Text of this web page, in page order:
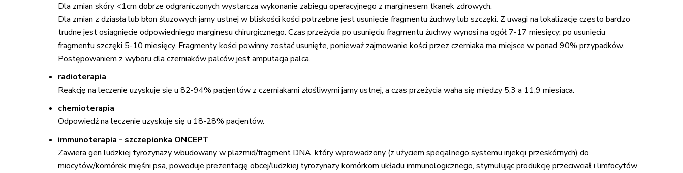
Dla zmian skóry <1cm dobrze odgraniczonych wystarcza wykonanie zabiegu operacyjnego z marginesem tkanek zdrowych.
Dla zmian z dziąsła lub błon śluzowych jamy ustnej w bliskości kości potrzebne jest usunięcie fragmentu żuchwy lub szczęki. Z uwagi na lokalizację często bardzo
trudne jest osiągnięcie odpowiedniego marginesu chirurgicznego. Czas przeżycia po usunięciu fragmentu żuchwy wynosi na ogół 7-17 miesięcy, po usunięciu
fragmentu szczęki 5-10 miesięcy. Fragmenty kości powinny zostać usunięte, ponieważ zajmowanie kości przez czerniaka ma miejsce w ponad 90% przypadków.
Postępowaniem z wyboru dla czerniaków palców jest amputacja palca.
radioterapia
Reakcję na leczenie uzyskuje się u 82-94% pacjentów z czerniakami złośliwymi jamy ustnej, a czas przeżycia waha się między 5,3 a 11,9 miesiąca.
chemioterapia
Odpowiedź na leczenie uzyskuje się u 18-28% pacjentów.
immunoterapia - szczepionka ONCEPT
Zawiera gen ludzkiej tyrozynazy wbudowany w plazmid/fragment DNA, który wprowadzony (z użyciem specjalnego systemu injekcji przeskórnych) do
miocytów/komórek mięśni psa, powoduje prezentację obcej/ludzkiej tyrozynazy komórkom układu immunologicznego, stymulując produkcję przeciwciał i limfocytów